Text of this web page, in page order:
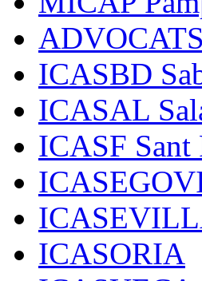
ICASBD
ICASAL
ICASF Sant
ICASORIA